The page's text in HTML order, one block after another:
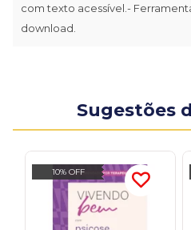
com texto acessível.-
download.
Sugestões
10% OFF